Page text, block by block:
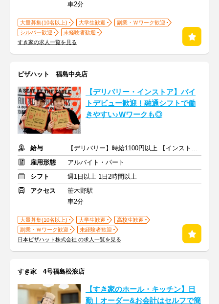
車2分
大量募集(10名以上) 大学生歓迎
副業・Ｗワーク歓迎
シルバー歓迎
未経験者歓迎
すき家の求人一覧を見る
ピザハット 福島中央店
【デリバリー・インストア】バイ
トデビュー歓迎！融通シフトで働
きやすい♪Wワークも◎
給与
【デリバリー】時給1100円以上 【インストア】時給1050円以上
雇用形態
アルバイト・パート
シフト
週1日以上 1日2時間以上
アクセス
笹木野駅
車2分
大量募集(10名以上) 大学生歓迎
高校生歓迎
副業・Ｗワーク歓迎
未経験者歓迎
日本ピザハット株式会社 の求人一覧を見る
すき家 4号福島松浪店
【すき家のホール・キッチン】日
勤｜オーダー&お会計はセルフで簡